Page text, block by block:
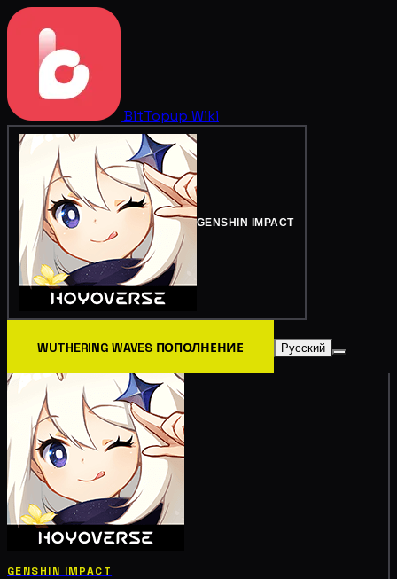
BitTopup Wiki
GENSHIN IMPACT
WUTHERING WAVES ПОПОЛНЕНИЕ Русский
GENSHIN IMPACT